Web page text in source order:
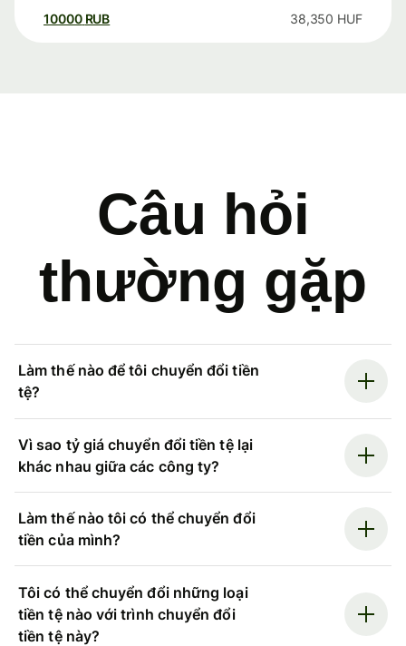
10000 RUB 38,350 HUF
Câu hỏi
thường gặp
Làm thế nào để tôi chuyển đổi tiền
tệ?
Vì sao tỷ giá chuyển đổi tiền tệ lại
khác nhau giữa các công ty?
Làm thế nào tôi có thể chuyển đổi
tiền của mình?
Tôi có thể chuyển đổi những loại
tiền tệ nào với trình chuyển đổi
tiền tệ này?